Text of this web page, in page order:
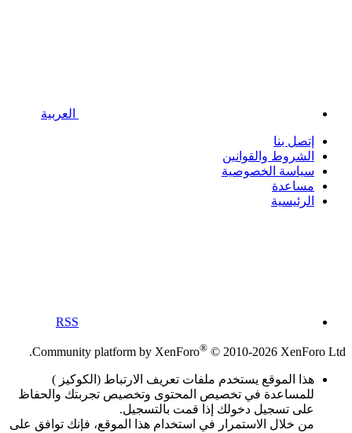
العربية
إتصل بنا
الشروط والقوانين
سياسة الخصوصية
مساعدة
الرئيسية
RSS
Community platform by XenForo® © 2010-2026 XenForo Ltd.
هذا الموقع يستخدم ملفات تعريف الارتباط (الكوكيز )
للمساعدة في تخصيص المحتوى وتخصيص تجربتك والحفاظ
على تسجيل دخولك إذا قمت بالتسجيل.
من خلال الاستمرار في استخدام هذا الموقع، فإنك توافق على